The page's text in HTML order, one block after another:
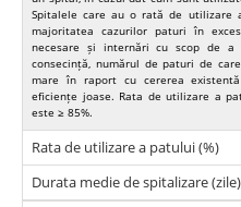
Spitalele care au o rată de utilizare
majoritatea cazurilor paturi în
necesare și internări cu scop de a
consecință, numărul de paturi de
mare în raport cu cererea
eficiențe joase. Rata de utilizare a
este ≥ 85%.
Rata de utilizare a patului (%)
Durata medie de spitalizare (zile)